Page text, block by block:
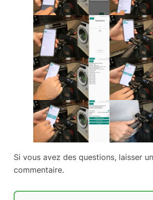
Si vous avez des questions, laisser un
commentaire.